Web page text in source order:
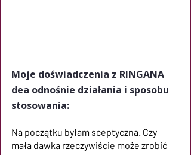
Moje doświadczenia z RINGANA
dea odnośnie działania i sposobu
stosowania:
Na początku byłam sceptyczna. Czy
mała dawka rzeczywiście może zrobić